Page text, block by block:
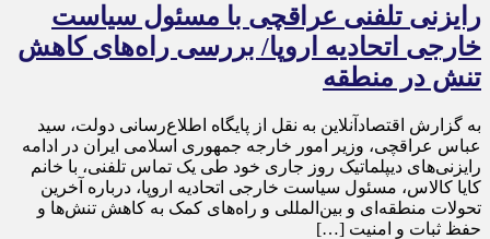
رایزنی تلفنی عراقچی با مسئول سیاست
خارجی اتحادیه اروپا/ بررسی راه‌های کاهش
تنش در منطقه
به گزارش اقتصادآنلاین به نقل از پایگاه اطلاع‌رسانی دولت، سید
عباس عراقچی، وزیر امور خارجه جمهوری اسلامی ایران در ادامه
رایزنی‌های دیپلماتیک روز جاری خود طی یک تماس تلفنی، با خانم
کایا کالاس، مسئول سیاست خارجی اتحادیه اروپا، درباره آخرین
تحولات منطقه‌ای و بین‌المللی و راه‌های کمک به کاهش تنش‌ها و
حفظ ثبات و امنیت […]